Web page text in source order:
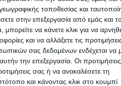
τοποθεσίας και
στην επεξεργασία από εμάς και
να κάνετε κλικ για να
και να αλλάξετε τις
σας δεδομένων ενδέχεται να
την επεξεργασία. Οι
σας ή να ανακαλέσετε τη
και κάνοντας κλικ στο κουμπί
να αναπτύξουν νέους
βοηθήσουν τους κοινωνικούς
κλίμακα.Όπως δήλωσε ο
οποίων οι άνθρωποι αποκτούν
και το Facebook κάθε μέρα,
στον υπόλοιπο κόσμο. Όμως τα